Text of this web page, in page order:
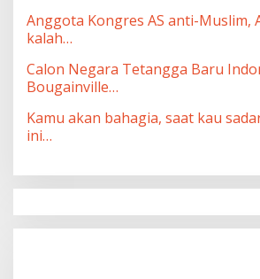
Anggota Kongres AS anti-Muslim,
kalah…
Calon Negara Tetangga Baru
Bougainville…
Kamu akan bahagia, saat kau
ini…